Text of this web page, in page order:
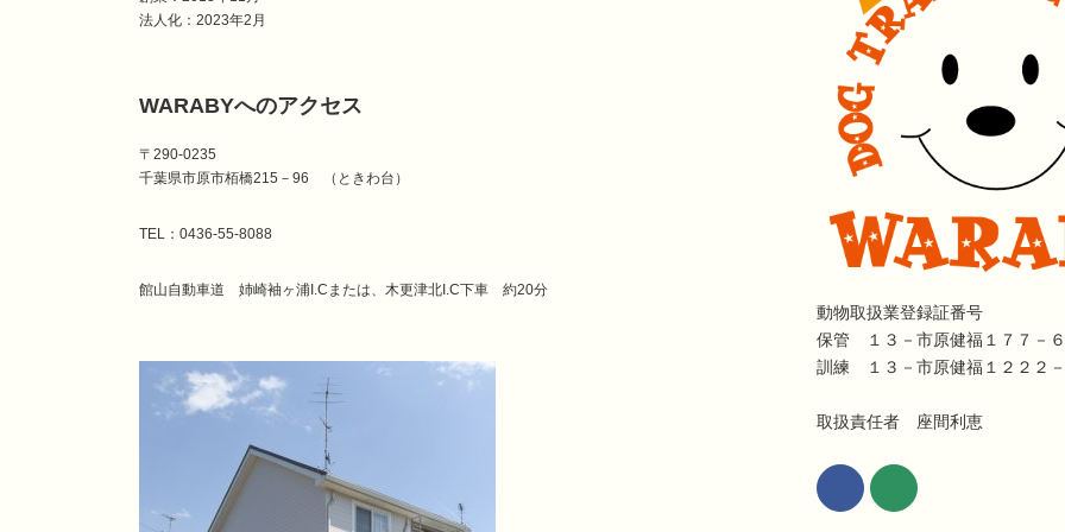
法人化：2023年2月
WARABYへのアクセス
〒290-0235
千葉県市原市栢橋215－96 （ときわ台）
TEL：0436-55-8088
館山自動車道 姉崎袖ヶ浦I.Cまたは、木更津北I.C下車 約20分
動物取扱業登録証番号
保管 １３－市原健福１７７－６
訓練 １３－市原健福１２２２
取扱責任者 座間利恵